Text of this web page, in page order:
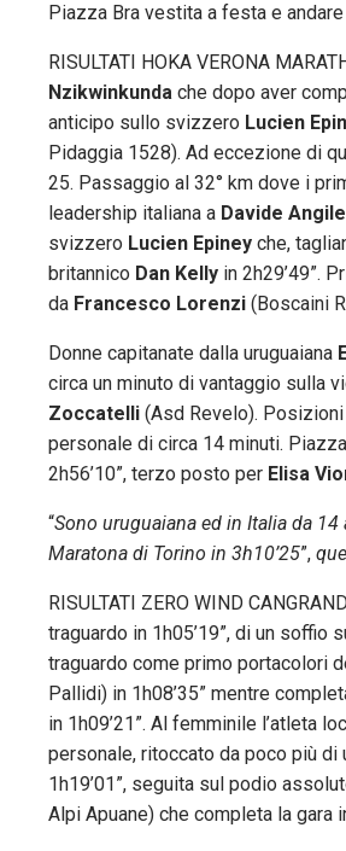
Piazza Bra vestita a festa e
RISULTATI HOKA VERONA
Nzikwinkunda che dopo aver
anticipo sullo svizzero Lucien
Pidaggia 1528). Ad eccezione di
25. Passaggio al 32° km dove i
leadership italiana a Davide
svizzero Lucien Epiney che,
britannico Dan Kelly in 2h29’49”.
da Francesco Lorenzi (Boscaini
Donne capitanate dalla uruguaiana
circa un minuto di vantaggio sulla
Zoccatelli (Asd Revelo). Posizioni
personale di circa 14 minuti.
2h56’10”, terzo posto per Elisa
“Sono uruguaiana ed in Italia da
Maratona di Torino in 3h10’25”,
RISULTATI ZERO WIND
traguardo in 1h05’19”, di un soffio
traguardo come primo portacolori
Pallidi) in 1h08’35” mentre
in 1h09’21”. Al femminile l’atleta
personale, ritoccato da poco più di
1h19’01”, seguita sul podio
Alpi Apuane) che completa la gara